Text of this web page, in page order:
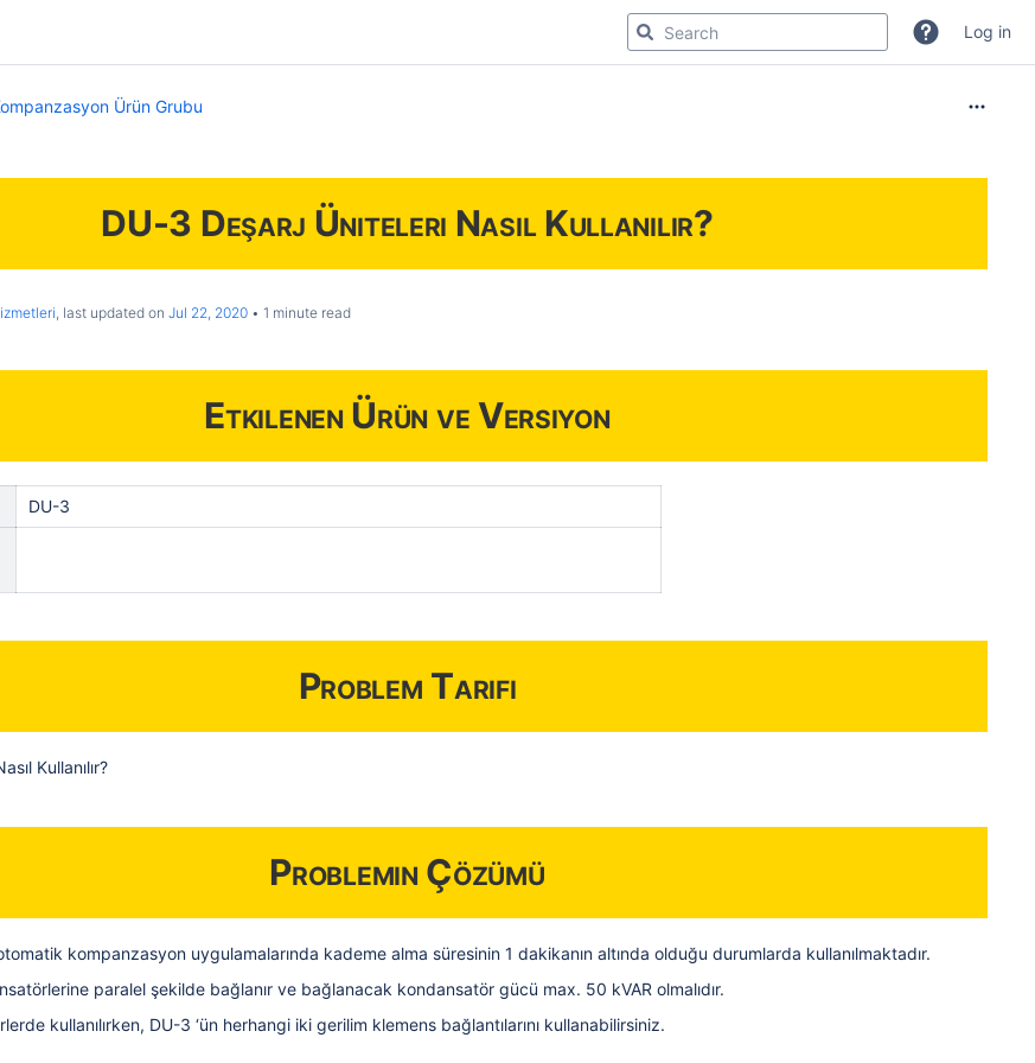
Log in
Ürün Grubu
DU-3 Deşarj Üniteleri Nasıl Kullanılır?
, last updated on Jul 22, 2020 1 minute read
Etkilenen Ürün ve Versiyon
DU-3
Problem Tarifi
Kullanılır?
Problemin Çözümü
kompanzasyon uygulamalarında kademe alma süresinin 1 dakikanın altında olduğu durumlarda kullanılmaktadır.
paralel şekilde bağlanır ve bağlanacak kondansatör gücü max. 50 kVAR olmalıdır.
kullanılırken, DU-3 ‘ün herhangi iki gerilim klemens bağlantılarını kullanabilirsiniz.